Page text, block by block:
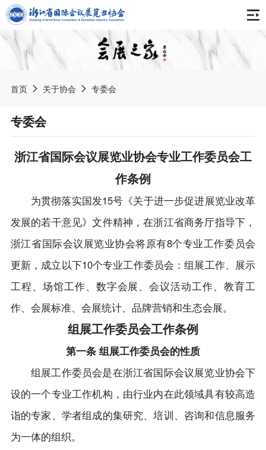
首页
关于协会
组织架构
专委会
最新动态
会展资讯
展会信息
境内展会
会展政策
报告刊物
中国会展产业年度报告
浙江会展业发展报告
协会章程
入会申请
会员单位
会长单位
副会长单位
理事单位
普通会员单位
会员风采
会展标准
《数字贸易展会知识产权服务规范》团体标准
会展服务（布展工程）临时搭建单位运营服务
规范
出国展服务规范
智库专家
党建之窗
党建新闻
制度规定
首页 关于协会 专委会
专委会
浙江省国际会议展览业协会专业工作委员会工
作条例
为贯彻落实国发15号《关于进一步促进展览业改革
发展的若干意见》文件精神，在浙江省商务厅指导下，
浙江省国际会议展览业协会将原有8个专业工作委员会
更新，成立以下10个专业工作委员会：组展工作、展示
工程、场馆工作、数字会展、会议活动工作、教育工
作、会展标准、会展统计、品牌营销和生态会展。
组展工作委员会工作条例
第一条 组展工作委员会的性质
组展工作委员会是在浙江省国际会议展览业协会下
设的一个专业工作机构，由行业内在此领域具有较高造
诣的专家、学者组成的集研究、培训、咨询和信息服务
为一体的组织。